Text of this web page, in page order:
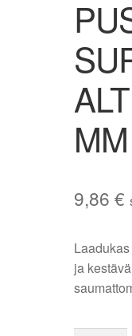
9,86 €
Laadukas
ja